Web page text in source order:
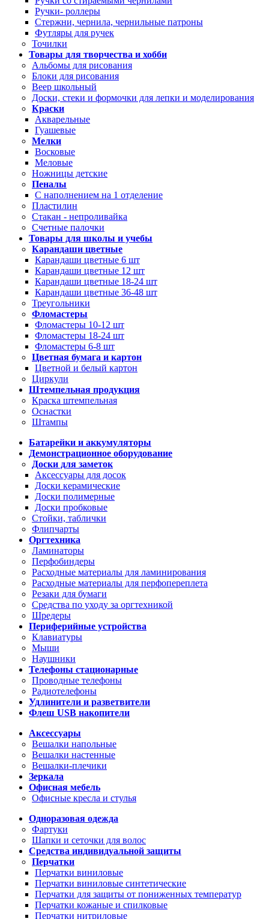
Ручки- роллеры
Стержни, чернила, чернильные патроны
Футляры для ручек
Точилки
Товары для творчества и хобби
Альбомы для рисования
Блоки для рисования
Веер школьный
Доски, стеки и формочки для лепки и моделирования
Краски
Акварельные
Гуашевые
Мелки
Восковые
Меловые
Ножницы детские
Пеналы
С наполнением на 1 отделение
Пластилин
Стакан - непроливайка
Счетные палочки
Товары для школы и учебы
Карандаши цветные
Карандаши цветные 6 шт
Карандаши цветные 12 шт
Карандаши цветные 18-24 шт
Карандаши цветные 36-48 шт
Треугольники
Фломастеры
Фломастеры 10-12 шт
Фломастеры 18-24 шт
Фломастеры 6-8 шт
Цветная бумага и картон
Цветной и белый картон
Циркули
Штемпельная продукция
Краска штемпельная
Оснастки
Штампы
Батарейки и аккумуляторы
Демонстрационное оборудование
Доски для заметок
Аксессуары для досок
Доски керамические
Доски полимерные
Доски пробковые
Стойки, таблички
Флипчарты
Оргтехника
Ламинаторы
Перфобиндеры
Расходные материалы для ламинирования
Расходные материалы для перфопереплета
Резаки для бумаги
Средства по уходу за оргтехникой
Шредеры
Периферийные устройства
Клавиатуры
Мыши
Наушники
Телефоны стационарные
Проводные телефоны
Радиотелефоны
Удлинители и разветвители
Флеш USB накопители
Аксессуары
Вешалки напольные
Вешалки настенные
Вешалки-плечики
Зеркала
Офисная мебель
Офисные кресла и стулья
Одноразовая одежда
Фартуки
Шапки и сеточки для волос
Средства индивидуальной защиты
Перчатки
Перчатки виниловые
Перчатки виниловые синтетические
Перчатки для защиты от пониженных температур
Перчатки кожаные и спилковые
Перчатки нитриловые